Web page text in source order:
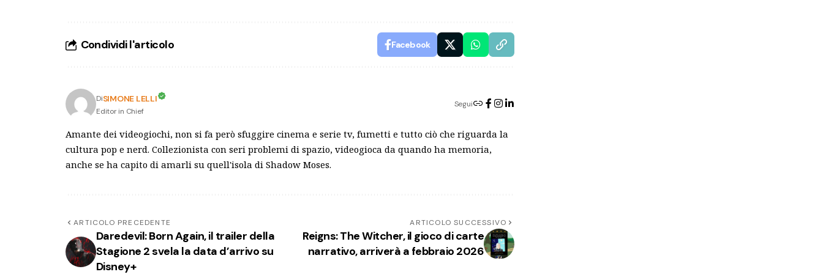
Condividi l'articolo Facebook
DiSIMONE LELLI
Editor in Chief
Segui
Amante dei videogiochi, non si fa però sfuggire cinema e serie tv, fumetti e tutto ciò che riguarda la
cultura pop e nerd. Collezionista con seri problemi di spazio, videogioca da quando ha memoria,
anche se ha capito di amarli su quell'isola di Shadow Moses.
ARTICOLO PRECEDENTE
Daredevil: Born Again, il trailer della
Stagione 2 svela la data d’arrivo su
Disney+
ARTICOLO SUCCESSIVO
Reigns: The Witcher, il gioco di carte
narrativo, arriverà a febbraio 2026